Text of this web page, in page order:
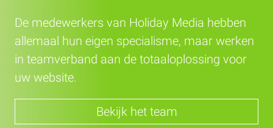
De medewerkers van Holiday Media hebben
allemaal hun eigen specialisme, maar werken
in teamverband aan de totaaloplossing voor
uw website.
Bekijk het team